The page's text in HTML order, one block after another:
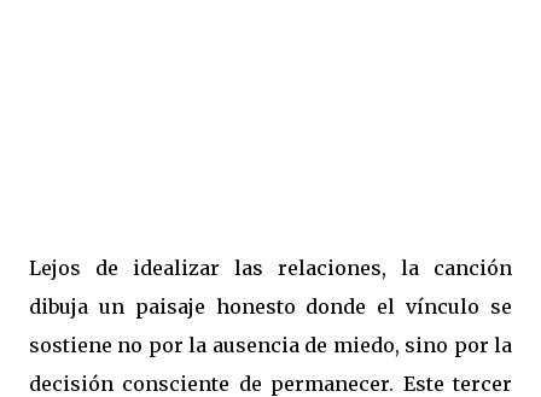
Lejos de idealizar las relaciones, la canción
dibuja un paisaje honesto donde el vínculo se
sostiene no por la ausencia de miedo, sino por la
decisión consciente de permanecer. Este tercer